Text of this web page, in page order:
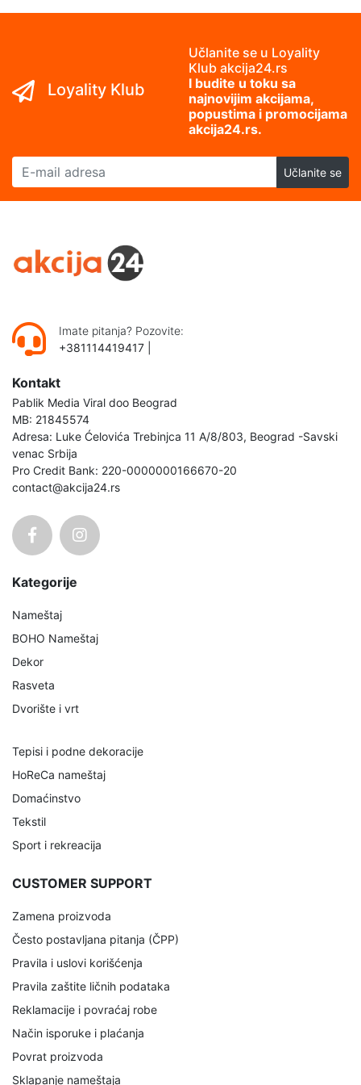
Loyality Klub
Učlanite se u Loyality
Klub akcija24.rs
I budite u toku sa
najnovijim akcijama,
popustima i promocijama
akcija24.rs.
E-mail adresa
Učlanite se
Imate pitanja? Pozovite:
+381114419417
Kontakt
Pablik Media Viral doo Beograd
MB: 21845574
Adresa: Luke Ćelovića Trebinjca 11 A/8/803, Beograd -Savski
venac Srbija
Pro Credit Bank: 220-0000000166670-20
contact@akcija24.rs
Kategorije
Nameštaj
BOHO Nameštaj
Dekor
Rasveta
Dvorište i vrt
Tepisi i podne dekoracije
HoReCa nameštaj
Domaćinstvo
Tekstil
Sport i rekreacija
CUSTOMER SUPPORT
Zamena proizvoda
Često postavljana pitanja (ČPP)
Pravila i uslovi korišćenja
Pravila zaštite ličnih podataka
Reklamacije i povraćaj robe
Način isporuke i plaćanja
Povrat proizvoda
Sklapanje nameštaja